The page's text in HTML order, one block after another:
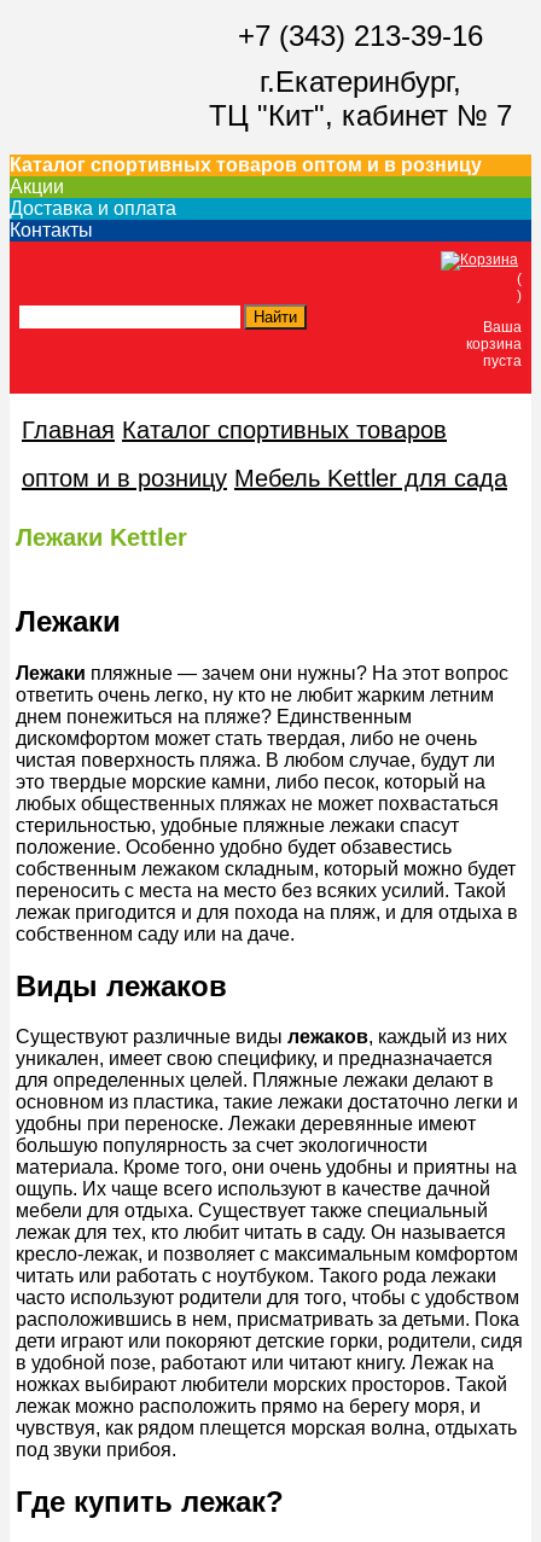
+7 (343) 213-39-16
г.Екатеринбург,
ТЦ "Кит", кабинет № 7
Каталог спортивных товаров оптом и в розницу
Акции
Доставка и оплата
Контакты
(
)
Ваша
корзина
пуста
Главная Каталог спортивных товаров
оптом и в розницу Мебель Kettler для сада
Лежаки Kettler
Лежаки
Лежаки пляжные — зачем они нужны? На этот вопрос
ответить очень легко, ну кто не любит жарким летним
днем понежиться на пляже? Единственным
дискомфортом может стать твердая, либо не очень
чистая поверхность пляжа. В любом случае, будут ли
это твердые морские камни, либо песок, который на
любых общественных пляжах не может похвастаться
стерильностью, удобные пляжные лежаки спасут
положение. Особенно удобно будет обзавестись
собственным лежаком складным, который можно будет
переносить с места на место без всяких усилий. Такой
лежак пригодится и для похода на пляж, и для отдыха в
собственном саду или на даче.
Виды лежаков
Существуют различные виды лежаков, каждый из них
уникален, имеет свою специфику, и предназначается
для определенных целей. Пляжные лежаки делают в
основном из пластика, такие лежаки достаточно легки и
удобны при переноске. Лежаки деревянные имеют
большую популярность за счет экологичности
материала. Кроме того, они очень удобны и приятны на
ощупь. Их чаще всего используют в качестве дачной
мебели для отдыха. Существует также специальный
лежак для тех, кто любит читать в саду. Он называется
кресло-лежак, и позволяет с максимальным комфортом
читать или работать с ноутбуком. Такого рода лежаки
часто используют родители для того, чтобы с удобством
расположившись в нем, присматривать за детьми. Пока
дети играют или покоряют детские горки, родители, сидя
в удобной позе, работают или читают книгу. Лежак на
ножках выбирают любители морских просторов. Такой
лежак можно расположить прямо на берегу моря, и
чувствуя, как рядом плещется морская волна, отдыхать
под звуки прибоя.
Где купить лежак?